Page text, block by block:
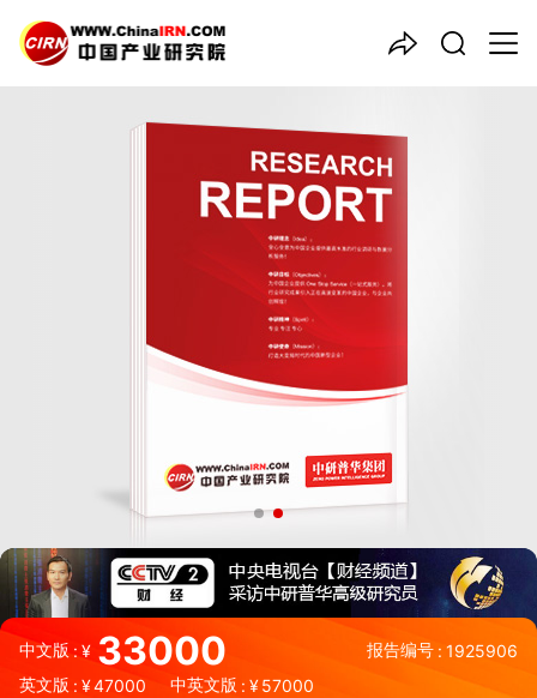
中文版:¥ 33000 报告编号 : 1925906
英文版 : ¥47000 中英文版 : ¥57000
中国产业咨询领导者
2026-2030年
创业板IPO上市工作咨询指导
报告
品质保障，一年免费更新维护
报告编号：1925906
出版日期：2026年4月
《2026-2030年智能厨房企业创业板IPO上市工作咨询指导报告》
由中研普华智能厨房行业分析专家领衔撰写，主要分析了智能厨房
行业的市场规模、发展现状与投资前景，同时对智能厨房行业的未
来发展做出科学的趋势预测和专业的智能厨房行业数据分析，帮助
客户评估智能厨房行业投资价值。
27年研究经验，深度洞察行业驱动力
多元化、高学历的实战型精英团队